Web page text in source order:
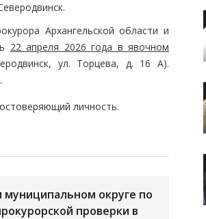
Архангельской области и
22 апреля 2026 года в явочном
ул. Торцева, д. 16 А).
личность.
округе по
проверки в